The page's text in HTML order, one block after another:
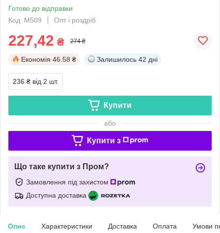
Готово до відправки
Код: М509
Опт і роздріб
227,42 ₴ 274 ₴
Економія 46.58 ₴ Залишилось 42 дні
236 ₴ від 2 шт.
Купити
або
Купити з
Що таке купити з Пром?
Замовлення під захистом
Доступна доставка
Опис Характеристики Доставка Оплата Умови